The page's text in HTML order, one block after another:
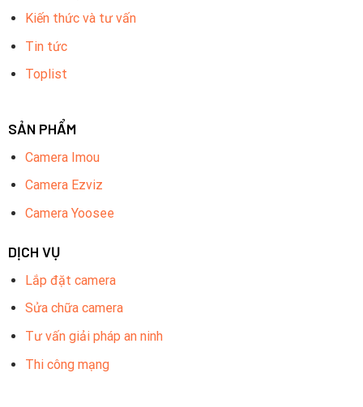
Kiến thức và tư vấn
Tin tức
Toplist
SẢN PHẨM
Camera Imou
Camera Ezviz
Camera Yoosee
DỊCH VỤ
Lắp đặt camera
Sửa chữa camera
Tư vấn giải pháp an ninh
Thi công mạng